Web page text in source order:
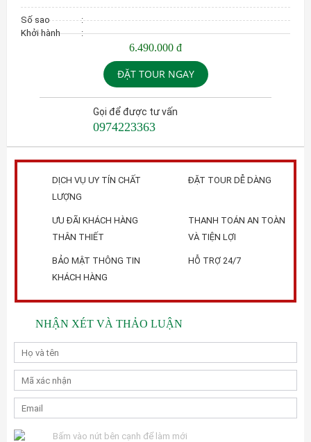
Số sao
:
Khởi hành
:
6.490.000 đ
ĐẶT TOUR NGAY
Gọi để được tư vấn
0974223363
DỊCH VỤ UY TÍN CHẤT
LƯỢNG
ĐẶT TOUR DỄ DÀNG
ƯU ĐÃI KHÁCH HÀNG
THÂN THIẾT
THANH TOÁN AN TOÀN
VÀ TIỆN LỢI
BẢO MẬT THÔNG TIN
KHÁCH HÀNG
HỖ TRỢ 24/7
NHẬN XÉT VÀ THẢO LUẬN
Bấm vào nút bên cạnh để làm mới